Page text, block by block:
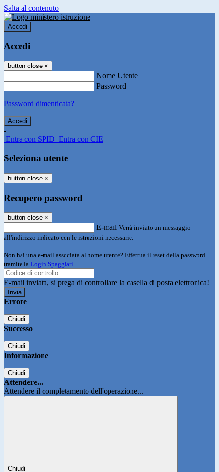
Salta al contenuto
Accedi
Accedi
button close ×
Nome Utente
Password
Password dimenticata?
-
Entra con SPID Entra con CIE
Seleziona utente
button close ×
Recupero password
button close ×
E-mail Verrà inviato un messaggio
all'indirizzo indicato con le istruzioni necessarie.
Non hai una e-mail associata al nome utente? Effettua il reset della password
tramite la Login Spaggiari
E-mail inviata, si prega di controllare la casella di posta elettronica!
Errore
Chiudi
Successo
Chiudi
Informazione
Chiudi
Attendere...
Attendere il completamento dell'operazione...
Chiudi